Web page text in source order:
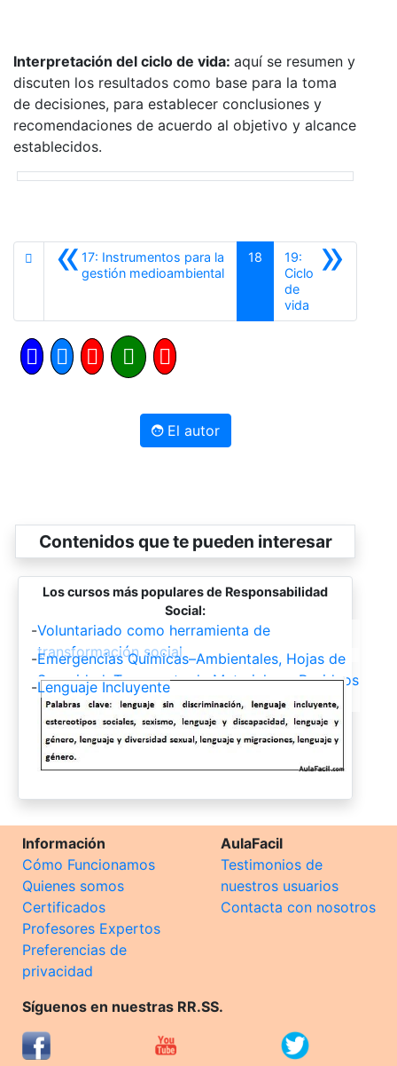
Interpretación del ciclo de vida: aquí se resumen y
discuten los resultados como base para la toma
de decisiones, para establecer conclusiones y
recomendaciones de acuerdo al objetivo y alcance
establecidos.
«17: Instrumentos para la
gestión medioambientalAnterior
18 »
19:
Ciclo
de
vidaSiguiente
El autor
Contenidos que te pueden interesar
Los cursos más populares de Responsabilidad
Social:
-Voluntariado como herramienta de
transformación social
-Emergencias Químicas–Ambientales, Hojas de
Seguridad, Transporte de Materiales y Residuos
Peligrosos, Principios de Toxicología
-Lenguaje Incluyente
Información
Cómo Funcionamos
Quienes somos
Certificados
Profesores Expertos
Preferencias de
privacidad
AulaFacil
Testimonios de
nuestros usuarios
Contacta con nosotros
Síguenos en nuestras RR.SS.